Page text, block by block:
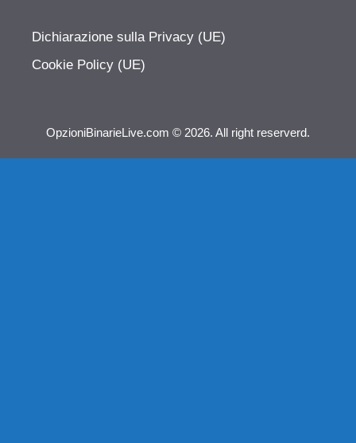
Dichiarazione sulla Privacy (UE)
Cookie Policy (UE)
OpzioniBinarieLive.com © 2026. All right reserverd.